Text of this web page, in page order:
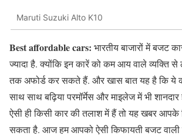
Maruti Suzuki Alto K10
Best affordable cars: भारतीय बाजारों में बजट
ज्यादा है. क्योंकि इन कारें को कम आय वाले व्यक्ति
तक अफोर्ड कर सकते हैं. और खास बात यह है कि
साथ साथ बढ़िया परमॉर्मेस और माइलेज में भी
ऐसी ही किसी कार की तलाश में हैं तो यह खबर आपके
सकता है. आज हम आपको ऐसी किफायती बजट वाली